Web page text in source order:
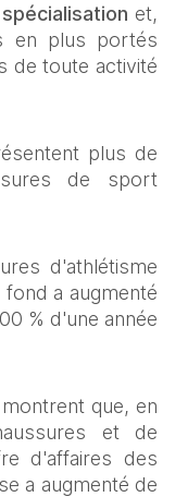
et,
en plus portés
de toute activité
plus de
de sport
d'athlétisme
a augmenté
% d'une année
que, en
et de
d'affaires des
a augmenté de